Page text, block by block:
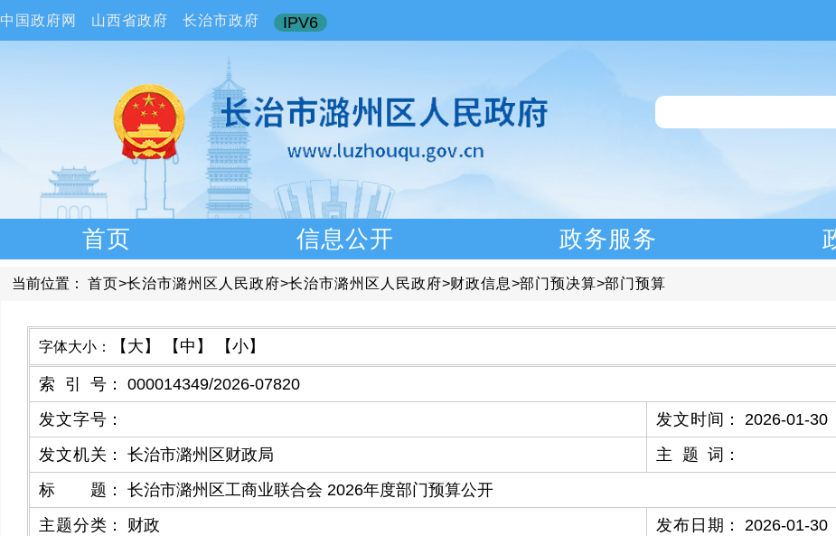
中国政府网 山西省政府 长治市政府 IPV6
首页 信息公开 政务服务
当前位置： 首页>长治市潞州区人民政府>长治市潞州区人民政府>财政信息>部门预决算>部门预算
字体大小： 【大】 【中】 【小】
索引号 ：
000014349/2026-07820
发文字号 ： 发文时间 ：
2026-01-30
发文机关 ： 长治市潞州区财政局 主题词 ：
标题 ：
长治市潞州区工商业联合会 2026年度部门预算公开
主题分类 ： 财政 发布日期 ： 2026-01-30